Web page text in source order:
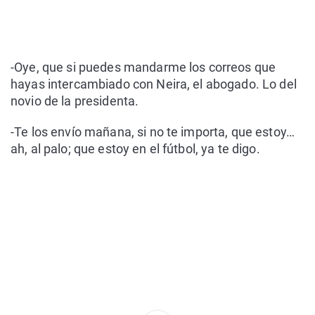
-Oye, que si puedes mandarme los correos que
hayas intercambiado con Neira, el abogado. Lo del
novio de la presidenta.
-Te los envío mañana, si no te importa, que estoy…
ah, al palo; que estoy en el fútbol, ya te digo.